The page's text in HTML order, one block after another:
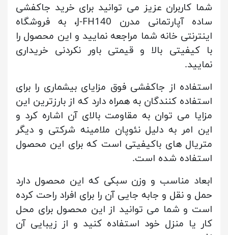
شما کاربران عزیز می توانید برای خرید جاکفشی
ساده آپارتمانی مدرن J-FH140، به فروشگاه
اینترنتی خانه شما مراجعه نمایید و این محصول را
با کیفیتی بالا و قیمتی باور نکردنی خریداری
نمایید.
استفاده از جاکفشی فوق مزایای بیشماری را برای
استفاده کنندگان به همراه دارد که از بارزترین این
مزایا می توان به مقاومت بالای آن اشاره کرد و
این امر به دلیل نئوپان ملامینه شرکتی و دیگر
متریال های باکیفیتی است که برای این محصول
استفاده شده است.
ابعاد مناسب و وزن سبکی که این محصول دارد
حمل و نقل و جابه جایی آن را برای افراد راحت کرده
است و شما می توانید از این محصول برای محل
کار یا منزل خود استفاده کنید و از زیبایی آن